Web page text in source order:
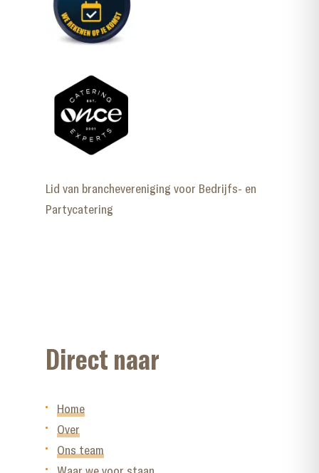
Lid van branchevereniging voor Bedrijfs- en
Partycatering
Direct naar
Home
Over
Ons team